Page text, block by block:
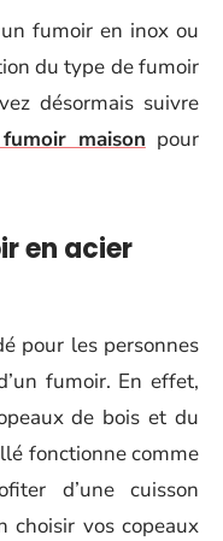
fumoir en inox ou
du type de fumoir
désormais suivre
maison pour
en acier
pour les personnes
fumoir. En effet,
de bois et du
fonctionne comme
d’une cuisson
choisir vos copeaux